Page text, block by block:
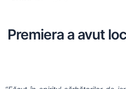
Premiera a avut